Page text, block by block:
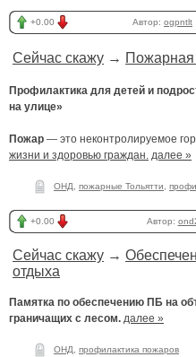
+0.00 Автор: ogpntlt
Сейчас скажу → Пожарная
Профилактика для детей и
на улице»
Пожар — это неконтролируемое
жизни и здоровью граждан. далее »
ОНД пожарные Тольятти
+0.00 Автор:
Сейчас скажу →
отдыха
Памятка по обеспечению ПБ на
граничащих с лесом. далее »
ОНД профилактика пожаров